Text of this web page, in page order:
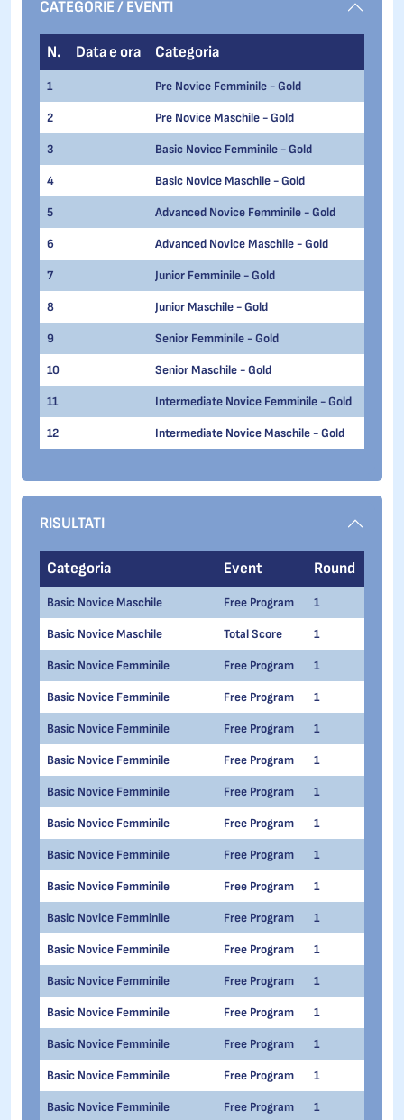
CATEGORIE / EVENTI
N. Data e ora Categoria
1 Pre Novice Femminile - Gold
2 Pre Novice Maschile - Gold
3 Basic Novice Femminile - Gold
4 Basic Novice Maschile - Gold
5 Advanced Novice Femminile - Gold
6 Advanced Novice Maschile - Gold
7 Junior Femminile - Gold
8 Junior Maschile - Gold
9 Senior Femminile - Gold
10 Senior Maschile - Gold
11 Intermediate Novice Femminile - Gold
12 Intermediate Novice Maschile - Gold
RISULTATI
Categoria Event Round
Basic Novice Maschile Free Program 1
Basic Novice Maschile Total Score 1
Basic Novice Femminile Free Program 1
Basic Novice Femminile Free Program 1
Basic Novice Femminile Free Program 1
Basic Novice Femminile Free Program 1
Basic Novice Femminile Free Program 1
Basic Novice Femminile Free Program 1
Basic Novice Femminile Free Program 1
Basic Novice Femminile Free Program 1
Basic Novice Femminile Free Program 1
Basic Novice Femminile Free Program 1
Basic Novice Femminile Free Program 1
Basic Novice Femminile Free Program 1
Basic Novice Femminile Free Program 1
Basic Novice Femminile Free Program 1
Basic Novice Femminile Free Program 1